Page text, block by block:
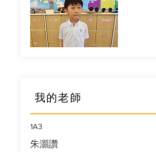
我的老師
1A3
朱灝讚